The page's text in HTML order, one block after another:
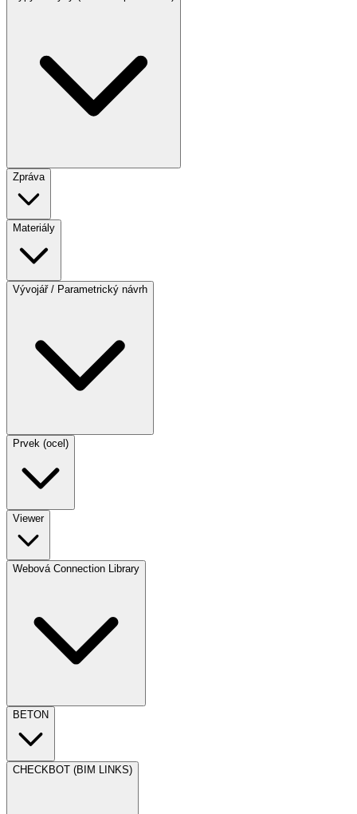
Zpráva
Materiály
Vývojář / Parametrický návrh
Prvek (ocel)
Viewer
Webová Connection Library
BETON
CHECKBOT (BIM LINKS)